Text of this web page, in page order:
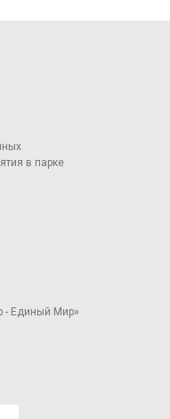
в парке
- Единый Мир»